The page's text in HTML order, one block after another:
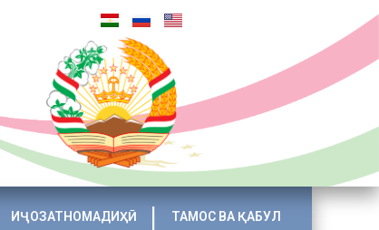
ИҶОЗАТНОМАДИҲӢ ТАМОС ВА ҚАБУЛ